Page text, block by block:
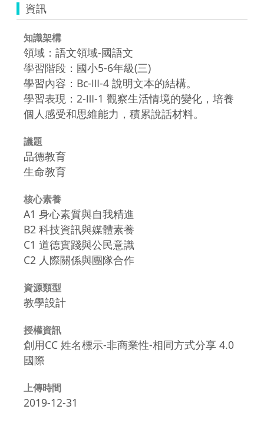
資訊
知識架構
領域：語文領域-國語文
學習階段：國小5-6年級(三)
學習內容：Bc-Ⅲ-4 說明文本的結構。
學習表現：2-Ⅲ-1 觀察生活情境的變化，培養
個人感受和思維能力，積累說話材料。
議題
品德教育
生命教育
核心素養
A1 身心素質與自我精進
B2 科技資訊與媒體素養
C1 道德實踐與公民意識
C2 人際關係與團隊合作
資源類型
教學設計
授權資訊
創用CC 姓名標示-非商業性-相同方式分享 4.0
國際
上傳時間
2019-12-31